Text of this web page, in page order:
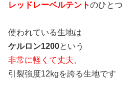
レッドレーベルテントのひとつ
使われている生地は
ケルロン1200という
非常に軽くて丈夫、
引裂強度12kgを誇る生地です